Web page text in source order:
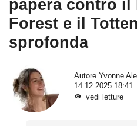
papera contro il
Forest e il
sprofonda
Autore Yvonne
14.12.2025 18:41
vedi letture